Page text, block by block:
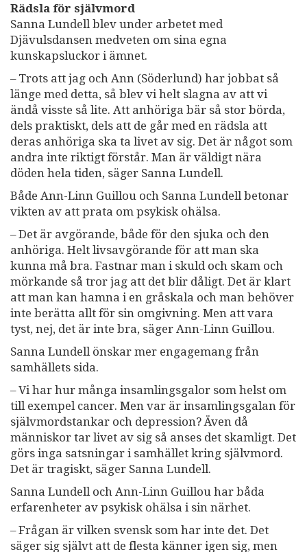
Rädsla för självmord
Sanna Lundell blev under arbetet med
Djävulsdansen medveten om sina egna
kunskapsluckor i ämnet.
– Trots att jag och Ann (Söderlund) har jobbat så
länge med detta, så blev vi helt slagna av att vi
ändå visste så lite. Att anhöriga bär så stor börda,
dels praktiskt, dels att de går med en rädsla att
deras anhöriga ska ta livet av sig. Det är något som
andra inte riktigt förstår. Man är väldigt nära
döden hela tiden, säger Sanna Lundell.
Både Ann-Linn Guillou och Sanna Lundell betonar
vikten av att prata om psykisk ohälsa.
– Det är avgörande, både för den sjuka och den
anhöriga. Helt livsavgörande för att man ska
kunna må bra. Fastnar man i skuld och skam och
mörkande så tror jag att det blir dåligt. Det är klart
att man kan hamna i en gråskala och man behöver
inte berätta allt för sin omgivning. Men att vara
tyst, nej, det är inte bra, säger Ann-Linn Guillou.
Sanna Lundell önskar mer engagemang från
samhällets sida.
– Vi har hur många insamlingsgalor som helst om
till exempel cancer. Men var är insamlingsgalan för
självmordstankar och depression? Även då
människor tar livet av sig så anses det skamligt. Det
görs inga satsningar i samhället kring självmord.
Det är tragiskt, säger Sanna Lundell.
Sanna Lundell och Ann-Linn Guillou har båda
erfarenheter av psykisk ohälsa i sin närhet.
– Frågan är vilken svensk som har inte det. Det
säger sig självt att de flesta känner igen sig, men